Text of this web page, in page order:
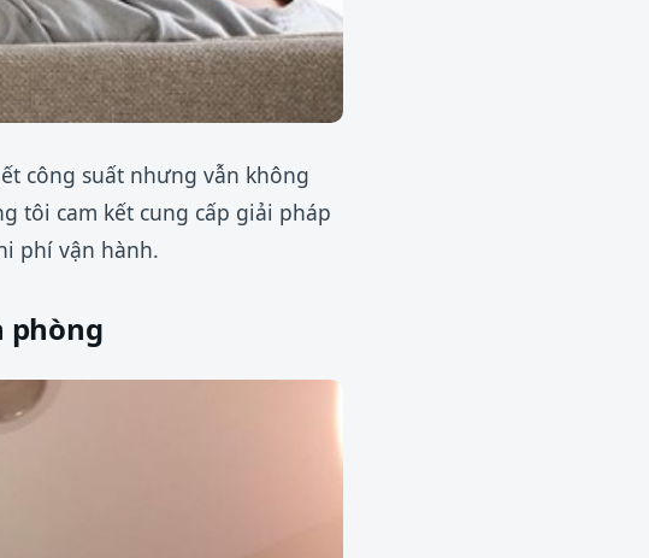
công suất nhưng vẫn không
tôi cam kết cung cấp giải pháp
phí vận hành.
phòng